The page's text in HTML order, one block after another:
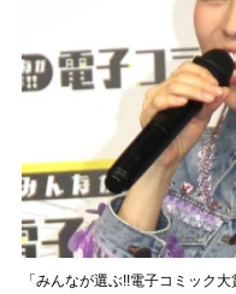
「みんなが選ぶ!!電子コミック